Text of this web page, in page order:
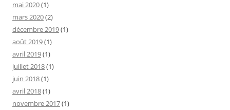
mai 2020(1)
mars 2020(2)
décembre 2019(1)
août 2019(1)
avril 2019(1)
juillet 2018(1)
juin 2018(1)
avril 2018(1)
novembre 2017(1)